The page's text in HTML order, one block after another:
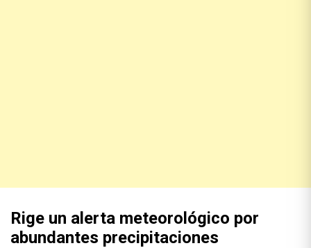
Rige un alerta meteorológico por
abundantes precipitaciones